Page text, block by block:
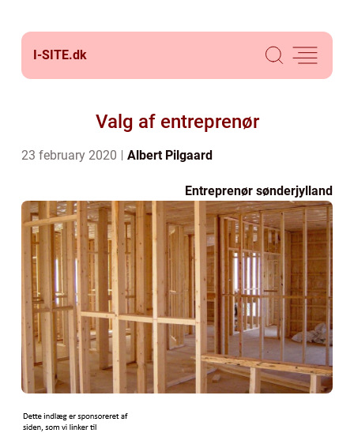
I-SITE.dk
Valg af entreprenør
23 february 2020 Albert Pilgaard
Entreprenør sønderjylland